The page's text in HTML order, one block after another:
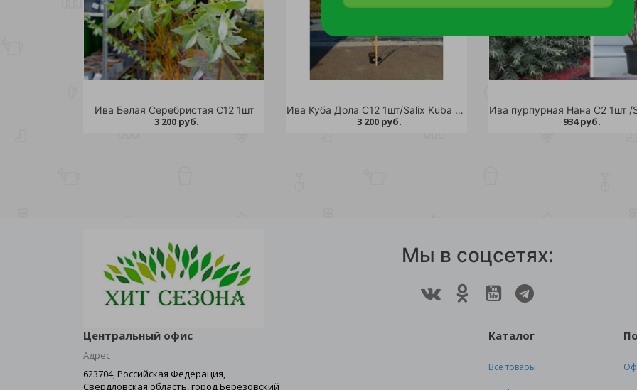
Ива Белая Серебристая С12 1шт
3 200 руб.
Ива Куба Дола С12 1шт/Salix Kuba Dola
3 200 руб. 934 руб.
Мы в соцсетях:
Центральный офис
Адрес
623704, Российская Федерация,
Свердловская область, город Березовский
Каталог
Все товары